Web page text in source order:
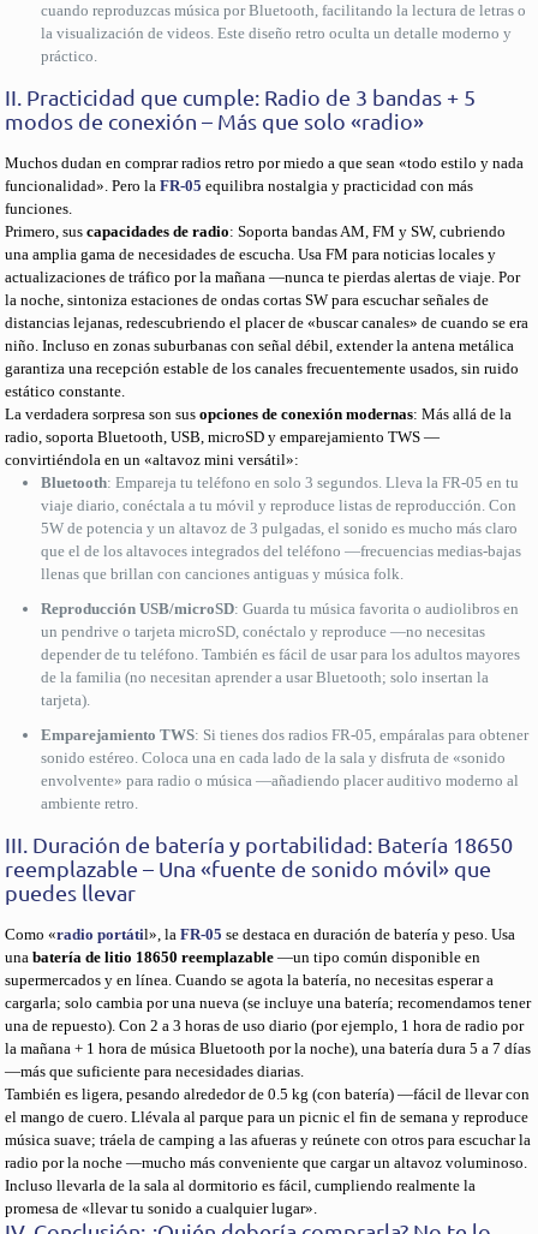
cuando reproduzcas música por Bluetooth, facilitando la lectura de letras o
la visualización de videos. Este diseño retro oculta un detalle moderno y
práctico.
II. Practicidad que cumple: Radio de 3 bandas + 5
modos de conexión – Más que solo «radio»
Muchos dudan en comprar radios retro por miedo a que sean «todo estilo y nada
funcionalidad». Pero laFR-05 equilibra nostalgia y practicidad con más
funciones.
Primero, suscapacidades de radio: Soporta bandas AM, FM y SW, cubriendo
una amplia gama de necesidades de escucha. Usa FM para noticias locales y
actualizaciones de tráfico por la mañana —nunca te pierdas alertas de viaje. Por
la noche, sintoniza estaciones de ondas cortas SW para escuchar señales de
distancias lejanas, redescubriendo el placer de «buscar canales» de cuando se era
niño. Incluso en zonas suburbanas con señal débil, extender la antena metálica
garantiza una recepción estable de los canales frecuentemente usados, sin ruido
estático constante.
La verdadera sorpresa son susopciones de conexión modernas: Más allá de la
radio, soporta Bluetooth, USB, microSD y emparejamiento TWS —
convirtiéndola en un «altavoz mini versátil»:
Bluetooth: Empareja tu teléfono en solo 3 segundos. Lleva la FR-05 en tu
viaje diario, conéctala a tu móvil y reproduce listas de reproducción. Con
5W de potencia y un altavoz de 3 pulgadas, el sonido es mucho más claro
que el de los altavoces integrados del teléfono —frecuencias medias-bajas
llenas que brillan con canciones antiguas y música folk.
Reproducción USB/microSD: Guarda tu música favorita o audiolibros en
un pendrive o tarjeta microSD, conéctalo y reproduce —no necesitas
depender de tu teléfono. También es fácil de usar para los adultos mayores
de la familia (no necesitan aprender a usar Bluetooth; solo insertan la
tarjeta).
Emparejamiento TWS: Si tienes dos radios FR-05, empáralas para obtener
sonido estéreo. Coloca una en cada lado de la sala y disfruta de «sonido
envolvente» para radio o música —añadiendo placer auditivo moderno al
ambiente retro.
III. Duración de batería y portabilidad: Batería 18650
reemplazable – Una «fuente de sonido móvil» que
puedes llevar
Como «radio portátil», laFR-05 se destaca en duración de batería y peso. Usa
unabatería de litio 18650 reemplazable —un tipo común disponible en
supermercados y en línea. Cuando se agota la batería, no necesitas esperar a
cargarla; solo cambia por una nueva (se incluye una batería; recomendamos tener
una de repuesto). Con 2 a 3 horas de uso diario (por ejemplo, 1 hora de radio por
la mañana + 1 hora de música Bluetooth por la noche), una batería dura 5 a 7 días
—más que suficiente para necesidades diarias.
También es ligera, pesando alrededor de 0.5 kg (con batería) —fácil de llevar con
el mango de cuero. Llévala al parque para un picnic el fin de semana y reproduce
música suave; tráela de camping a las afueras y reúnete con otros para escuchar la
radio por la noche —mucho más conveniente que cargar un altavoz voluminoso.
Incluso llevarla de la sala al dormitorio es fácil, cumpliendo realmente la
promesa de «llevar tu sonido a cualquier lugar».